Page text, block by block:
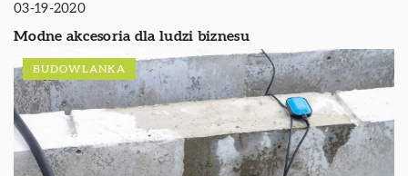
03-19-2020
Modne akcesoria dla ludzi biznesu
BUDOWLANKA